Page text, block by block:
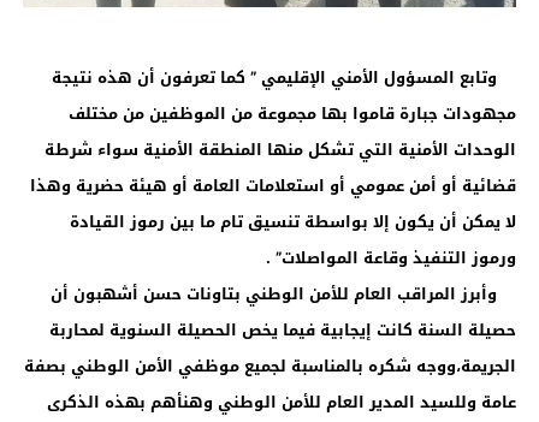
وتابع المسؤول الأمني الإقليمي ” كما تعرفون أن هذه نتيجة
مجهودات جبارة قاموا بها مجموعة من الموظفين من مختلف
الوحدات الأمنية التي تشكل منها المنطقة الأمنية سواء شرطة
قضائية أو أمن عمومي أو استعلامات العامة أو هيئة حضرية وهذا
لا يمكن أن يكون إلا بواسطة تنسيق تام ما بين رموز القيادة
ورموز التنفيذ وقاعة المواصلات” .
وأبرز المراقب العام للأمن الوطني بتاونات حسن أشهبون أن
حصيلة السنة كانت إيجابية فيما يخص الحصيلة السنوية لمحاربة
الجريمة،ووجه شكره بالمناسبة لجميع موظفي الأمن الوطني بصفة
عامة وللسيد المدير العام للأمن الوطني وهنأهم بهذه الذكرى